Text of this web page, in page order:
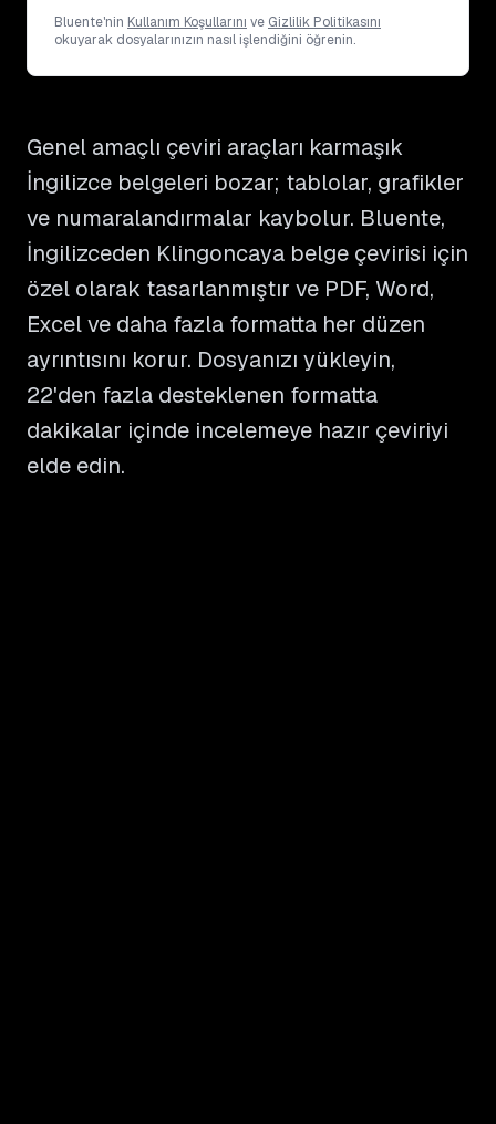
Bluente'nin Kullanım Koşullarını ve Gizlilik Politikasını
okuyarak dosyalarınızın nasıl işlendiğini öğrenin.
Genel amaçlı çeviri araçları karmaşık
İngilizce belgeleri bozar; tablolar, grafikler
ve numaralandırmalar kaybolur. Bluente,
İngilizceden Klingoncaya belge çevirisi için
özel olarak tasarlanmıştır ve PDF, Word,
Excel ve daha fazla formatta her düzen
ayrıntısını korur. Dosyanızı yükleyin,
22'den fazla desteklenen formatta
dakikalar içinde incelemeye hazır çeviriyi
elde edin.